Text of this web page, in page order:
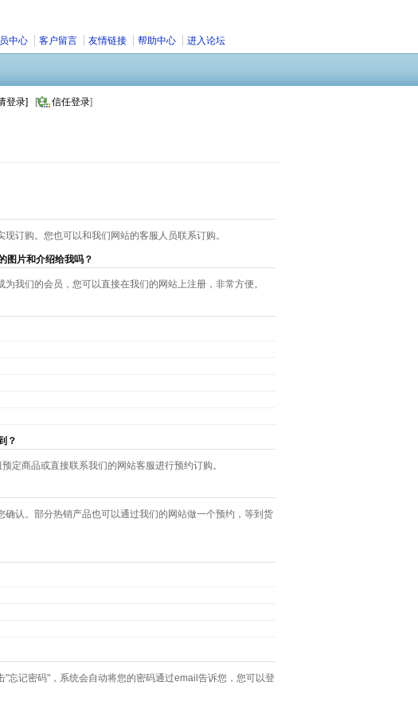
中心 客户留言 友情链接 帮助中心 进入论坛
登录] [ 信任登录]
订购。您也可以和我们网站的客服人员联系订购。
图片和介绍给我吗？
我们的会员，您可以直接在我们的网站上注册，非常方便。
？
定商品或直接联系我们的网站客服进行预约订购。
认。部分热销产品也可以通过我们的网站做一个预约，等到货
忘记密码"，系统会自动将您的密码通过email告诉您，您可以登